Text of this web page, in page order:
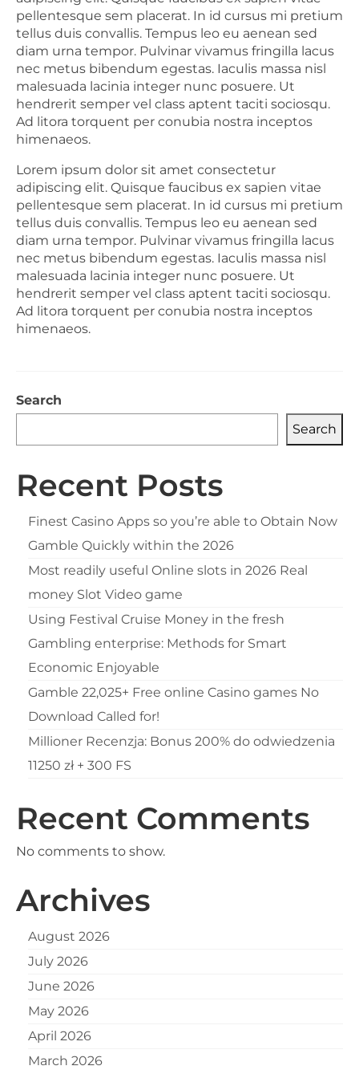
pellentesque sem placerat. In id cursus mi pretium
tellus duis convallis. Tempus leo eu aenean sed
diam urna tempor. Pulvinar vivamus fringilla lacus
nec metus bibendum egestas. Iaculis massa nisl
malesuada lacinia integer nunc posuere. Ut
hendrerit semper vel class aptent taciti sociosqu.
Ad litora torquent per conubia nostra inceptos
himenaeos.
Lorem ipsum dolor sit amet consectetur
adipiscing elit. Quisque faucibus ex sapien vitae
pellentesque sem placerat. In id cursus mi pretium
tellus duis convallis. Tempus leo eu aenean sed
diam urna tempor. Pulvinar vivamus fringilla lacus
nec metus bibendum egestas. Iaculis massa nisl
malesuada lacinia integer nunc posuere. Ut
hendrerit semper vel class aptent taciti sociosqu.
Ad litora torquent per conubia nostra inceptos
himenaeos.
Search
Search
Recent Posts
Finest Casino Apps so you’re able to Obtain Now
Gamble Quickly within the 2026
Most readily useful Online slots in 2026 Real
money Slot Video game
Using Festival Cruise Money in the fresh
Gambling enterprise: Methods for Smart
Economic Enjoyable
Gamble 22,025+ Free online Casino games No
Download Called for!
Millioner Recenzja: Bonus 200% do odwiedzenia
11250 zł + 300 FS
Recent Comments
No comments to show.
Archives
August 2026
July 2026
June 2026
May 2026
April 2026
March 2026